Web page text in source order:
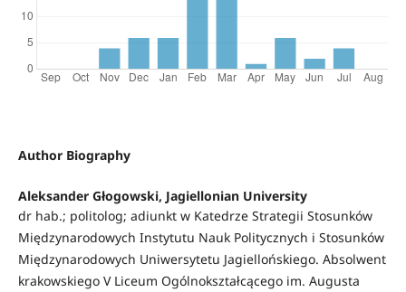
Author Biography
Aleksander Głogowski, Jagiellonian University
dr hab.; politolog; adiunkt w Katedrze Strategii Stosunków
Międzynarodowych Instytutu Nauk Politycznych i Stosunków
Międzynarodowych Uniwersytetu Jagiellońskiego. Absolwent
krakowskiego V Liceum Ogólno­kształcącego im. Augusta